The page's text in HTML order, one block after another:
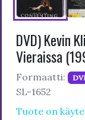
DVD) Kevin
Vieraissa
Formaatti:
SL-1652
Tuote on